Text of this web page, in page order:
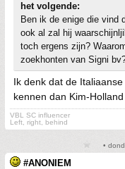
het volgende:
Ben ik de enige die vind
ook al zal hij
toch ergens zijn?
zoekhonten van Signi
Ik denk dat de
kennen dan Kim-
VBL SC influencer
Left, right, behind
•
#ANONIEM